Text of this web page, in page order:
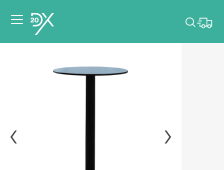
dates de votre
événement.